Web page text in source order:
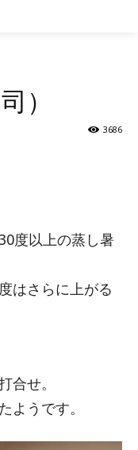
）
3686
度以上の蒸し暑
はさらに上がる
合せ。
うです。